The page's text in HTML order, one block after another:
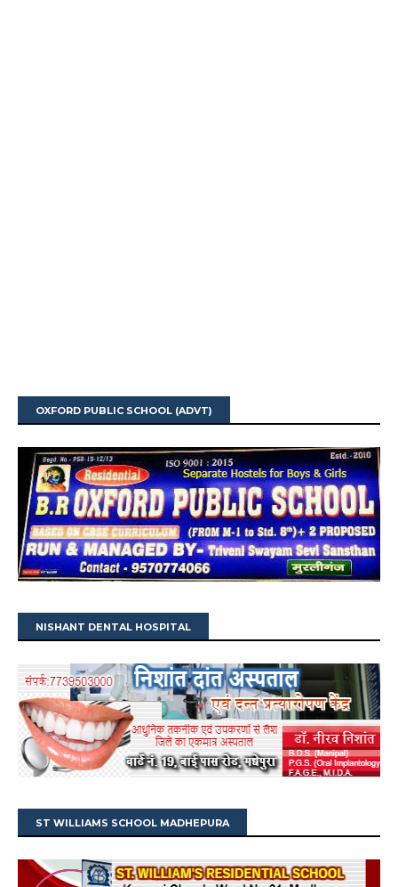
OXFORD PUBLIC SCHOOL (ADVT)
NISHANT DENTAL HOSPITAL
ST WILLIAMS SCHOOL MADHEPURA